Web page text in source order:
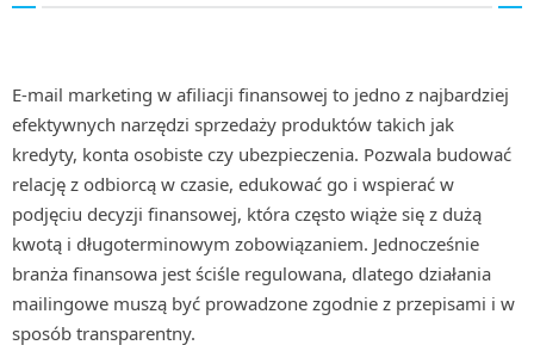
E-mail marketing w afiliacji finansowej to jedno z najbardziej
efektywnych narzędzi sprzedaży produktów takich jak
kredyty, konta osobiste czy ubezpieczenia. Pozwala budować
relację z odbiorcą w czasie, edukować go i wspierać w
podjęciu decyzji finansowej, która często wiąże się z dużą
kwotą i długoterminowym zobowiązaniem. Jednocześnie
branża finansowa jest ściśle regulowana, dlatego działania
mailingowe muszą być prowadzone zgodnie z przepisami i w
sposób transparentny.